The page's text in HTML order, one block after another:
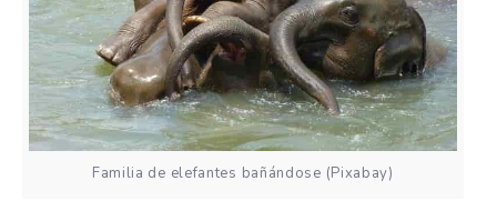
Familia de elefantes bañándose (Pixabay)